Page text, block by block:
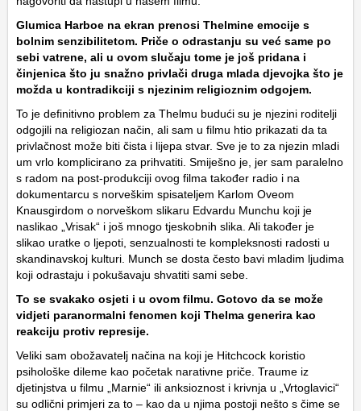
Glumica Harboe na ekran prenosi Thelmine emocije s
bolnim senzibilitetom. Priče o odrastanju su već same po
sebi vatrene, ali u ovom slučaju tome je još pridana i
činjenica što ju snažno privlači druga mlada djevojka što je
možda u kontradikciji s njezinim religioznim odgojem.
To je definitivno problem za Thelmu budući su je njezini roditelji
odgojili na religiozan način, ali sam u filmu htio prikazati da ta
privlačnost može biti čista i lijepa stvar. Sve je to za njezin mladi
um vrlo komplicirano za prihvatiti. Smiješno je, jer sam paralelno
s radom na post-produkciji ovog filma također radio i na
dokumentarcu s norveškim spisateljem Karlom Oveom
Knausgirdom o norveškom slikaru Edvardu Munchu koji je
naslikao „Vrisak“ i još mnogo tjeskobnih slika. Ali također je
slikao uratke o ljepoti, senzualnosti te kompleksnosti radosti u
skandinavskoj kulturi. Munch se dosta često bavi mladim ljudima
koji odrastaju i pokušavaju shvatiti sami sebe.
To se svakako osjeti i u ovom filmu. Gotovo da se može
vidjeti paranormalni fenomen koji Thelma generira kao
reakciju protiv represije.
Veliki sam obožavatelj načina na koji je Hitchcock koristio
psihološke dileme kao početak narativne priče. Traume iz
djetinjstva u filmu „Marnie“ ili anksioznost i krivnja u „Vrtoglavici“
su odlični primjeri za to – kao da u njima postoji nešto s čime se